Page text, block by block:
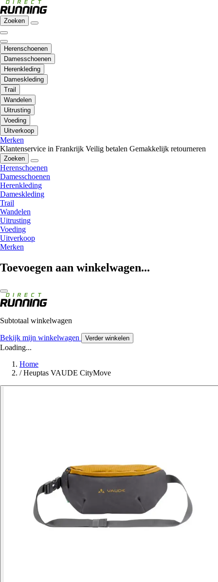
Zoeken
Herenschoenen
Damesschoenen
Herenkleding
Dameskleding
Trail
Wandelen
Uitrusting
Voeding
Uitverkoop
Merken
Klantenservice in Frankrijk Veilig betalen Gemakkelijk retourneren
Zoeken
Herenschoenen
Damesschoenen
Herenkleding
Dameskleding
Trail
Wandelen
Uitrusting
Voeding
Uitverkoop
Merken
Toevoegen aan winkelwagen...
Subtotaal winkelwagen
Bekijk mijn winkelwagen Verder winkelen
Loading...
Home
/ Heuptas VAUDE CityMove